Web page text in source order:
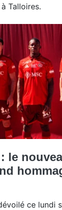
Talloires.
le
ce lundi